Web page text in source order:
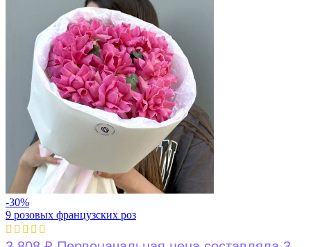
-30%
9 розовых французских роз